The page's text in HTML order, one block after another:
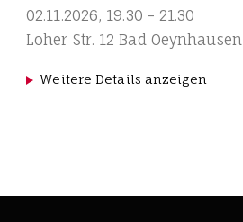
02.11.2026, 19.30 -21.30
Loher Str. 12 Bad Oeynhausen
Weitere Details anzeigen